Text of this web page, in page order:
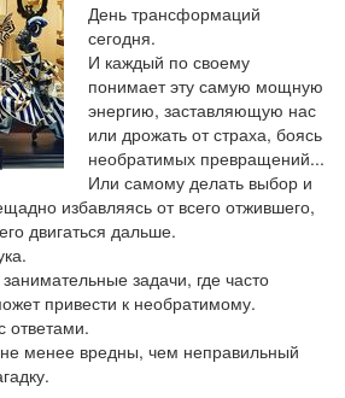
День трансформаций
сегодня.
И каждый по своему
понимает эту самую мощную
энергию, заставляющую нас
или дрожать от страха, боясь
необратимых превращений...
Или самому делать выбор и
избавляясь от всего отжившего,
двигаться дальше.
задачи, где часто
привести к необратимому.
ответами.
менее вредны, чем неправильный